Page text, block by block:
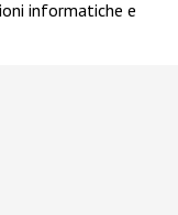
informatiche e